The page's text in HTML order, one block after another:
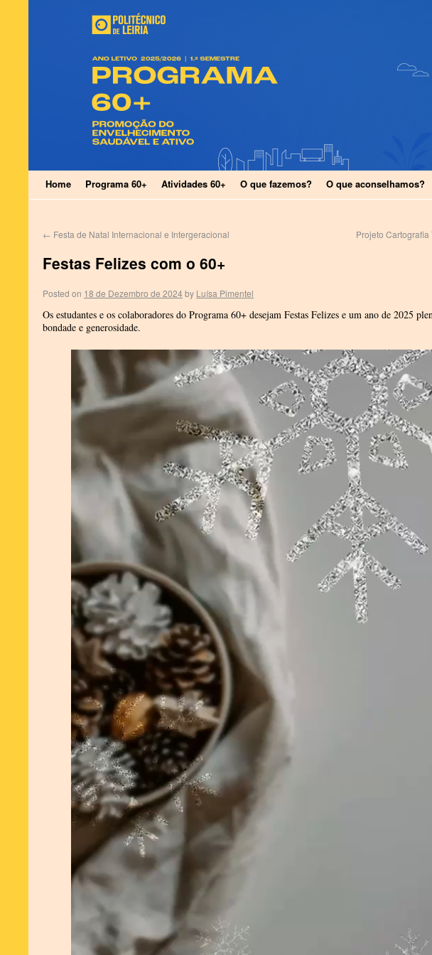
Home Programa 60+ Atividades 60+ O que fazemos? O que aconselhamos?
← Festa de Natal Internacional e Intergeracional Projeto Cartografia
Festas Felizes com o 60+
Posted on 18 de Dezembro de 2024by Luísa Pimentel
Os estudantes e os colaboradores do Programa 60+ desejam Festas Felizes e um ano de 2025
bondade e generosidade.